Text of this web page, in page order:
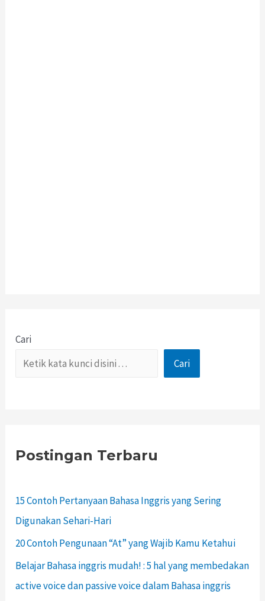
Cari
Cari
Postingan Terbaru
15 Contoh Pertanyaan Bahasa Inggris yang Sering
Digunakan Sehari-Hari
20 Contoh Pengunaan “At” yang Wajib Kamu Ketahui
Belajar Bahasa inggris mudah! : 5 hal yang membedakan
active voice dan passive voice dalam Bahasa inggris